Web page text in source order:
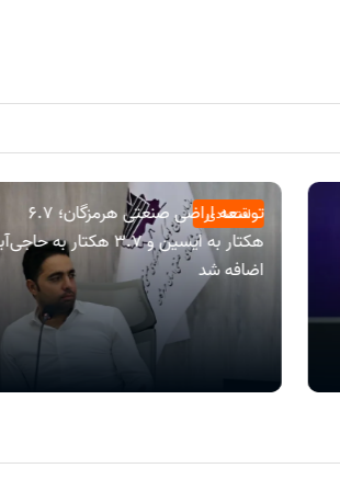
اقتصادی
توسعه اراضی صنعتی هرمزگان؛ ۶.۷
هکتار به ایسین و ۳.۷ هکتار به
اضافه شد